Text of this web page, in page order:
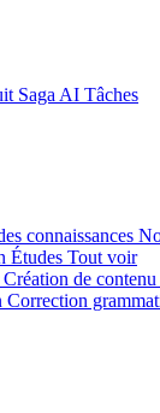
Saga AI Tâches
connaissances
Études Tout voir
Création de contenu
Correction